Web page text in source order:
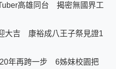
高雄同台 揭密無國界工
大吉 康裕成八王子祭見證1
年再跨一步 6姊妹校園把